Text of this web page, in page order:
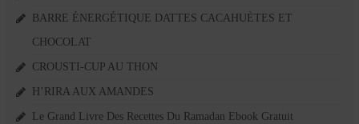
BARRE ÉNERGÉTIQUE DATTES CACAHUÈTES ET
CHOCOLAT
CROUSTI-CUP AU THON
H’RIRA AUX AMANDES
Le Grand Livre Des Recettes Du Ramadan Ebook Gratuit